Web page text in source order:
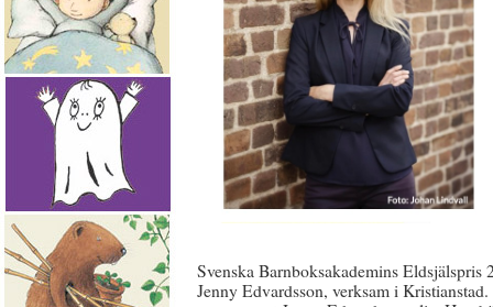
Svenska Barnboksakademins
Jenny Edvardsson, verksam i